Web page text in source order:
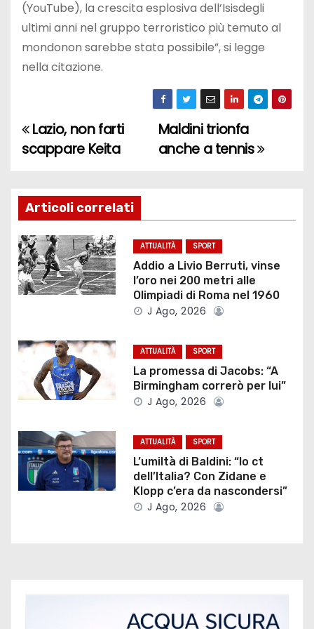
(YouTube), la crescita esplosiva dell’Isisdegli
ultimi anni nel gruppo terroristico più temuto al
mondonon sarebbe stata possibile”, si legge
nella citazione.
N
v
i
g
a
i
o
n
e
a
r
Maldini trionfa
anche a tennis
Lazio, non farti
scappare Keita
Articoli correlati
ATTUALITÀ SPORT
Addio a Livio Berruti, vinse
l’oro nei 200 metri alle
Olimpiadi di Roma nel 1960
J Ago, 2026
ATTUALITÀ SPORT
La promessa di Jacobs: “A
Birmingham correrò per lui”
J Ago, 2026
ATTUALITÀ SPORT
L’umiltà di Baldini: “Io ct
dell’Italia? Con Zidane e
Klopp c’era da nascondersi”
J Ago, 2026